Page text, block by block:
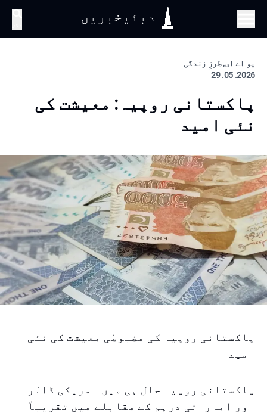
دبئیخبریں
یو اے ای, طرزِ زندگی
2026. 05. 29
پاکستانی روپیہ: معیشت کی
نئی امید
پاکستانی روپیہ کی مضبوطی معیشت کی نئی
امید
پاکستانی روپیہ حال ہی میں امریکی ڈالر
اور اماراتی درہم کے مقابلے میں تقریباً